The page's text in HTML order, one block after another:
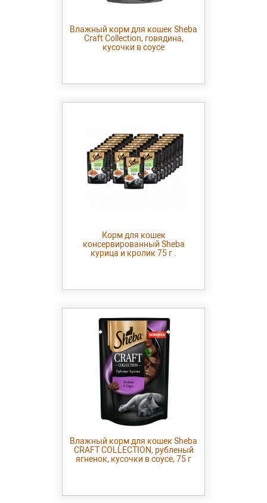
Влажный корм для кошек Sheba
Craft Collection, говядина,
кусочки в соусе
Корм для кошек
консервированный Sheba
курица и кролик 75 г .
Влажный корм для кошек Sheba
CRAFT COLLECTION, рубленый
ягненок, кусочки в соусе, 75 г